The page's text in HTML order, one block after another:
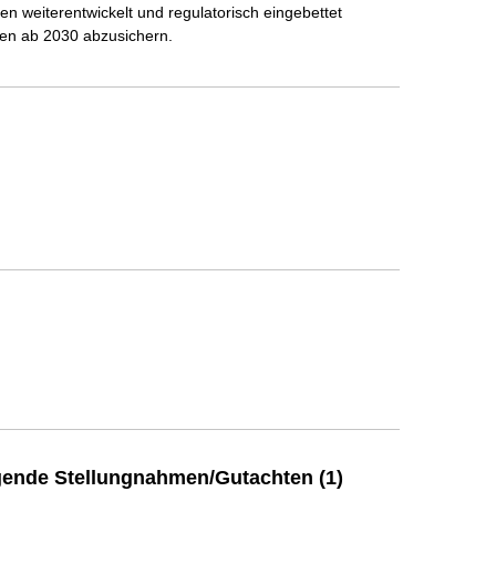
weiterentwickelt und regulatorisch eingebettet
ab 2030 abzusichern.
Stellungnahmen/Gutachten (1)